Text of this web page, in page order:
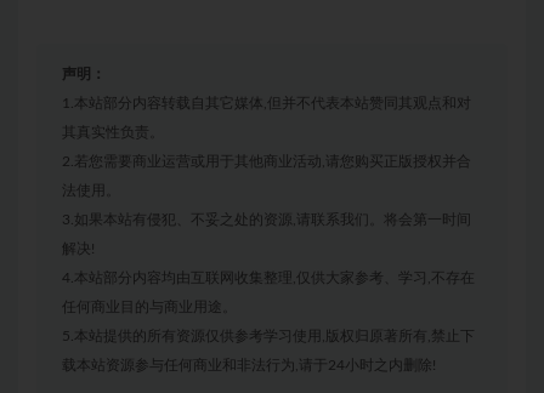
声明：
1.本站部分内容转载自其它媒体,但并不代表本站赞同其观点和对
其真实性负责。
2.若您需要商业运营或用于其他商业活动,请您购买正版授权并合
法使用。
3.如果本站有侵犯、不妥之处的资源,请联系我们。将会第一时间
解决!
4.本站部分内容均由互联网收集整理,仅供大家参考、学习,不存在
任何商业目的与商业用途。
5.本站提供的所有资源仅供参考学习使用,版权归原著所有,禁止下
载本站资源参与任何商业和非法行为,请于24小时之内删除!